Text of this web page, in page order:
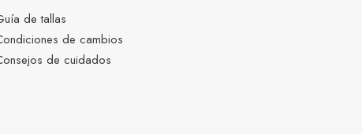
de tallas
de cambios
de cuidados